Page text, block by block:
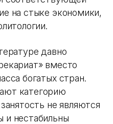
на стыке экономики,
давно
вместо
богатых стран.
категорию
не являются
и нестабильны